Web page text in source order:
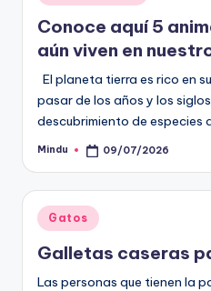
en
Conoce aquí 5
aún viven en
El planeta tierra es rico en
pasar de los años y los
descubrimiento de especies
Publicado
Mindu 09/07/2026
Publicado
en
Gatos
Galletas caseras
Las personas que tienen la